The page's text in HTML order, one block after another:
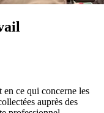
ce qui concerne les
auprès des